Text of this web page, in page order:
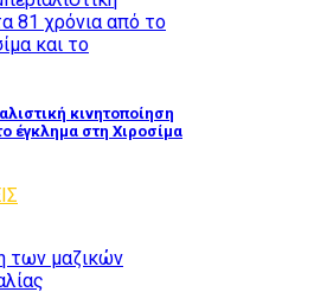
κινητοποίηση
έγκλημα στη Χιροσίμα